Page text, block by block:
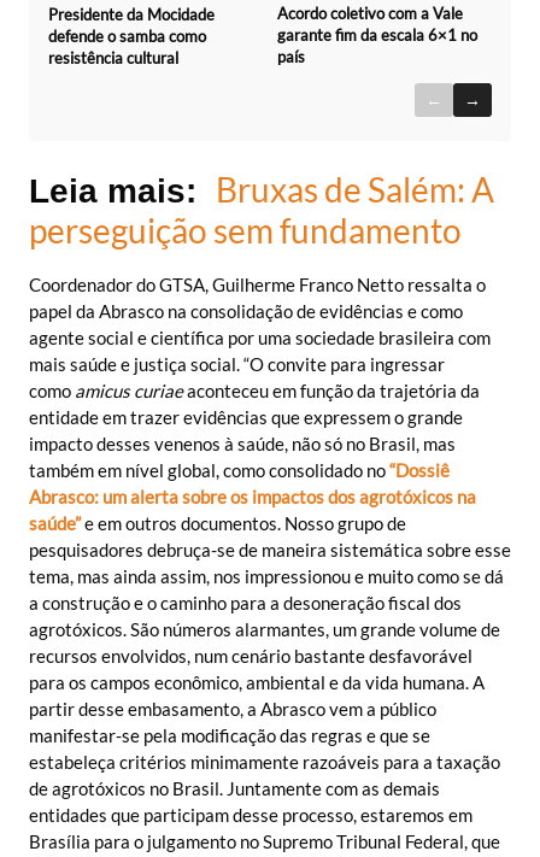
Presidente da Mocidade
defende o samba como
resistência cultural
Acordo coletivo com a Vale
garante fim da escala 6×1 no
país
← →
Leia mais: Bruxas de Salém: A
perseguição sem fundamento
Coordenador do GTSA, Guilherme Franco Netto ressalta o
papel da Abrasco na consolidação de evidências e como
agente social e científica por uma sociedade brasileira com
mais saúde e justiça social. “O convite para ingressar
como amicus curiaeaconteceu em função da trajetória da
entidade em trazer evidências que expressem o grande
impacto desses venenos à saúde, não só no Brasil, mas
também em nível global, como consolidado no“Dossiê
Abrasco: um alerta sobreos impactos dos agrotóxicos na
saúde”e em outros documentos. Nosso grupo de
pesquisadores debruça-se de maneira sistemática sobre esse
tema, mas ainda assim, nos impressionou e muito como se dá
a construção e o caminho para a desoneração fiscal dos
agrotóxicos. São números alarmantes, um grande volume de
recursos envolvidos, num cenário bastante desfavorável
para os campos econômico, ambiental e da vida humana. A
partir desse embasamento, a Abrasco vem a público
manifestar-se pela modificação das regras e que se
estabeleça critérios minimamente razoáveis para a taxação
de agrotóxicos no Brasil. Juntamente com as demais
entidades que participam desse processo, estaremos em
Brasília para o julgamento no Supremo Tribunal Federal, que